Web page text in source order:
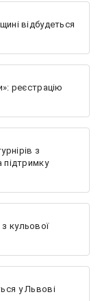
відбудеться
реєстрацію
з
підтримку
кульової
у Львові